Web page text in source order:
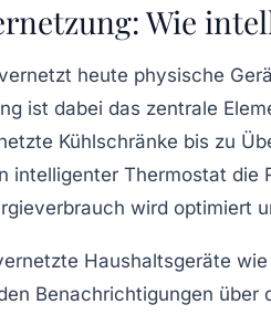
Wie
heute physische
ist dabei das zentrale
Kühlschränke bis zu
intelligenter Thermostat
wird optimiert
Haushaltsgeräte
Benachrichtigungen